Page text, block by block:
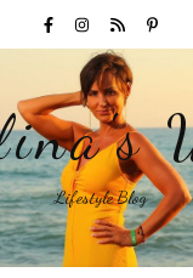
Lifestyle Blog